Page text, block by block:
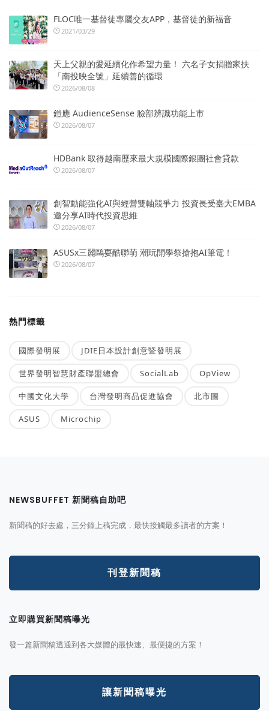
FLOC唯一基督徒專屬交友APP，基督徒的新福音
2021/03/29
天上父親的愛延續化作希望力量！ 六名子女捐贈家扶
「南投映全號」延續善的循環
2026/08/08
鎧應 AudienceSense 臉部辨識功能上市
2026/08/07
HDBank 取得越南歷來最大規模國際銀團社會貸款
2026/08/07
創智動能強化AI與經營雙軸競爭力 投資長受臺大EMBA
邀分享AI時代投資思維
2026/08/07
ASUSx三麗鷗耍酷聯萌 潮玩開學祭搶抱AI筆電！
2026/08/07
熱門標籤
國際發明展 JDIE日本設計創意暨發明展
世界發明智慧財產聯盟總會 SocialLab OpView
中國文化大學 台灣發明商品促進協會 北市圖
ASUS Microchip
NEWSBUFFET 新聞稿自助吧
新聞稿的好去處，三分鐘上稿完成，最快接觸最多讀者的方案！
刊登新聞稿
立即購買新聞稿曝光
發一篇新聞稿透通到各大媒體的最快速、最便捷的方案！
讓新聞稿曝光